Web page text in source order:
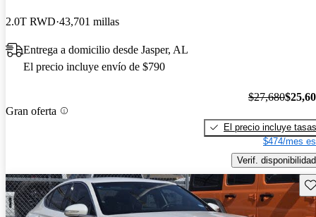
2.0T RWD 43,701 millas
Entrega a domicilio desde Jasper, AL
El precio incluye envío de $790
Gran oferta
$27,680
El precio incluye tasas
$474/mes
Verif. disponibilidad